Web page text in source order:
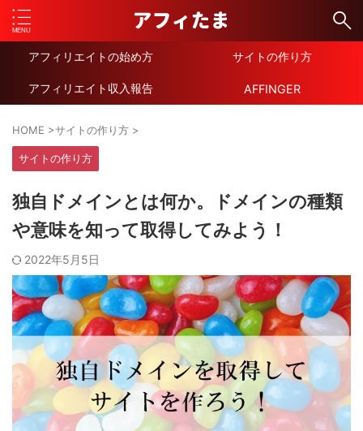
アフィリエイトの始め方 サイトの作り方
アフィリエイト収入報告 AFFINGER
HOME >サイトの作り方 >
サイトの作り方
独自ドメインとは何か。ドメインの種類
や意味を知って取得してみよう！
2022年5月5日